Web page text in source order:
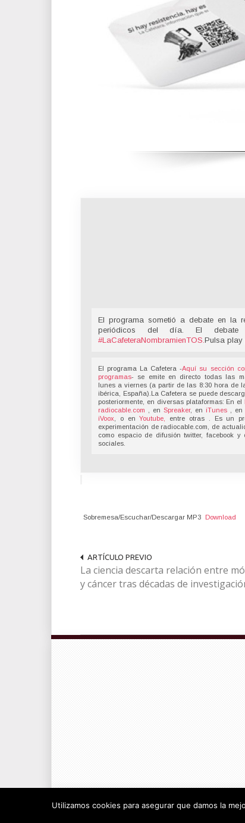
El programa sometió a debate en la
periódicos del día. El
#LaCafeteraNombramienTOS Pulsa play
El programa La Cafetera -Aquí su sección
programas- se emite en directo todas las
lunes a viernes (a partir de las 8:30 hora de
ibérica, España).La Cafetera se puede
posteriormente, en diversas plataformas: En el
radiocable.com
, en Spreaker, en iTunes , en
iVoox , o enYoutube,
entre otras . Es un
experimentación de radiocable.com, de
como espacio de difusión twitter, facebook y
sociales.
Sobremesa/Escuchar/Descargar MP3 Download
ARTÍCULO PREVIO
La ciencia descarta relación entre
y cáncer tras décadas de
Utilizamos cookies para asegurar que damos la